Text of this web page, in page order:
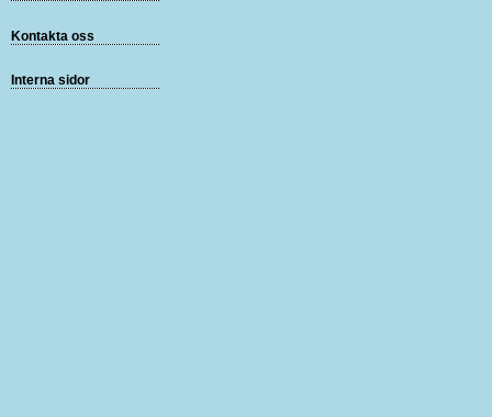
Kontakta oss
Interna sidor